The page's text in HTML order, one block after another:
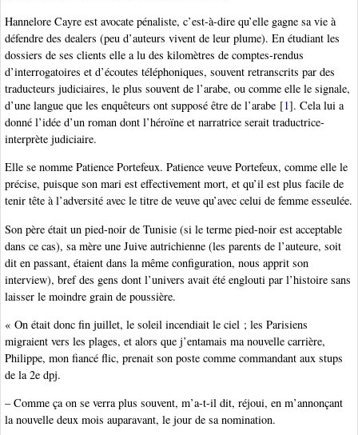
Hannelore Cayre est avocate pénaliste, c’est-à-dire qu’elle gagne sa vie à
défendre des dealers (peu d’auteurs vivent de leur plume). En étudiant les
dossiers de ses clients elle a lu des kilomètres de comptes-rendus
d’interrogatoires et d’écoutes téléphoniques, souvent retranscrits par des
traducteurs judiciaires, le plus souvent de l’arabe, ou comme elle le signale,
d’une langue que les enquêteurs ont supposé être de l’arabe [1]. Cela lui a
donné l’idée d’un roman dont l’héroïne et narratrice serait traductrice-
interprète judiciaire.
Elle se nomme Patience Portefeux. Patience veuve Portefeux, comme elle le
précise, puisque son mari est effectivement mort, et qu’il est plus facile de
tenir tête à l’adversité avec le titre de veuve qu’avec celui de femme esseulée.
Son père était un pied-noir de Tunisie (si le terme pied-noir est acceptable
dans ce cas), sa mère une Juive autrichienne (les parents de l’auteure, soit
dit en passant, étaient dans la même configuration, nous apprit son
interview), bref des gens dont l’univers avait été englouti par l’histoire sans
laisser le moindre grain de poussière.
« On était donc fin juillet, le soleil incendiait le ciel ; les Parisiens
migraient vers les plages, et alors que j’entamais ma nouvelle carrière,
Philippe, mon fiancé flic, prenait son poste comme commandant aux stups
de la 2e dpj.
– Comme ça on se verra plus souvent, m’a-t-il dit, réjoui, en m’annonçant
la nouvelle deux mois auparavant, le jour de sa nomination.